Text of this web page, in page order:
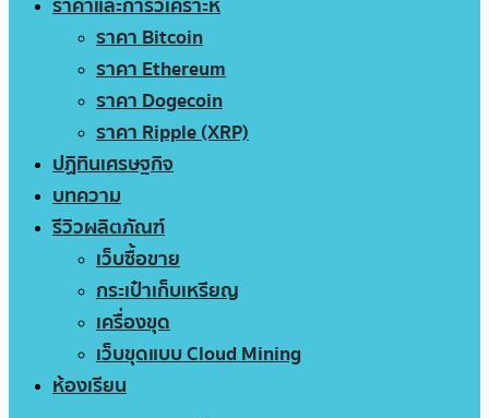
ราคา Bitcoin
ราคา Ethereum
ราคา Dogecoin
ราคา Ripple (XRP)
ปฏิทินเศรษฐกิจ
บทความ
รีวิวผลิตภัณฑ์
เว็บซื้อขาย
กระเป๋าเก็บเหรียญ
เครื่องขุด
เว็บขุดแบบ Cloud Mining
ห้องเรียน